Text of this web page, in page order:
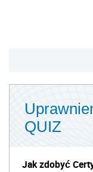
QUIZ
Jak zdobyć